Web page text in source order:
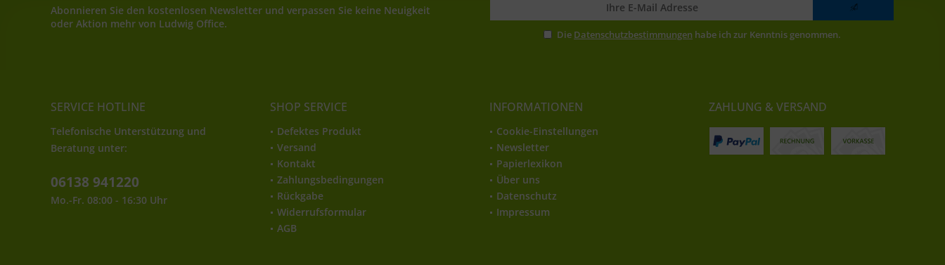
Abonnieren Sie den kostenlosen Newsletter und verpassen Sie keine Neuigkeit
oder Aktion mehr von Ludwig Office.
Die Datenschutzbestimmungen habe ich zur Kenntnis genommen.
SERVICE HOTLINE
Telefonische Unterstützung und
Beratung unter:
06138 941220
Mo.-Fr. 08:00 - 16:30 Uhr
SHOP SERVICE
Defektes Produkt
Versand
Kontakt
Zahlungsbedingungen
Rückgabe
Widerrufsformular
AGB
INFORMATIONEN
Cookie-Einstellungen
Newsletter
Papierlexikon
Über uns
Datenschutz
Impressum
ZAHLUNG & VERSAND